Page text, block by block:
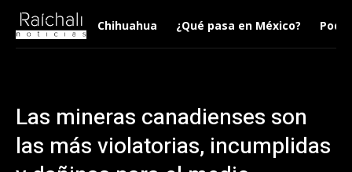
Chihuahua ¿Qué pasa en México?
Las mineras canadienses son
las más violatorias, incumplidas